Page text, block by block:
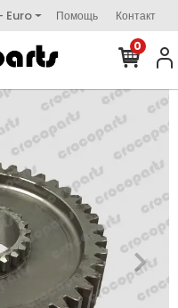
Euro Помощь Контакт
0